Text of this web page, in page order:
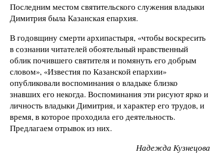
Последним местом святительского служения владыки
Димитрия была Казанская епархия.
В годовщину смерти архипастыря, «чтобы воскресить
в сознании читателей обоятельный нравственный
облик почившего святителя и помянуть его добрым
словом», «Известия по Казанской епархии»
опубликовали воспоминания о владыке близко
знавших его некогда. Воспоминания эти рисуют ярко и
личность владыки Димитрия, и характер его трудов, и
время, в которое проходила его деятельность.
Предлагаем отрывок из них.
Надежда Кузнецова